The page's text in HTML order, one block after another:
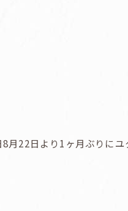
22日より1ヶ月ぶりにユ